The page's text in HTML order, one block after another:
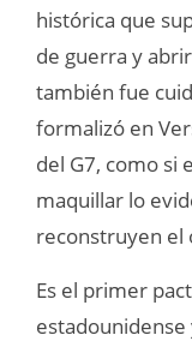
histórica que
de guerra y
también fue
formalizó en
del G7, como si
maquillar lo
reconstruyen el
Es el primer